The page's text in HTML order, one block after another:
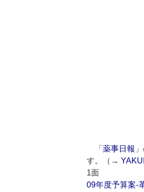
「 薬事日報
す。（→
1面
09年度予算案‐